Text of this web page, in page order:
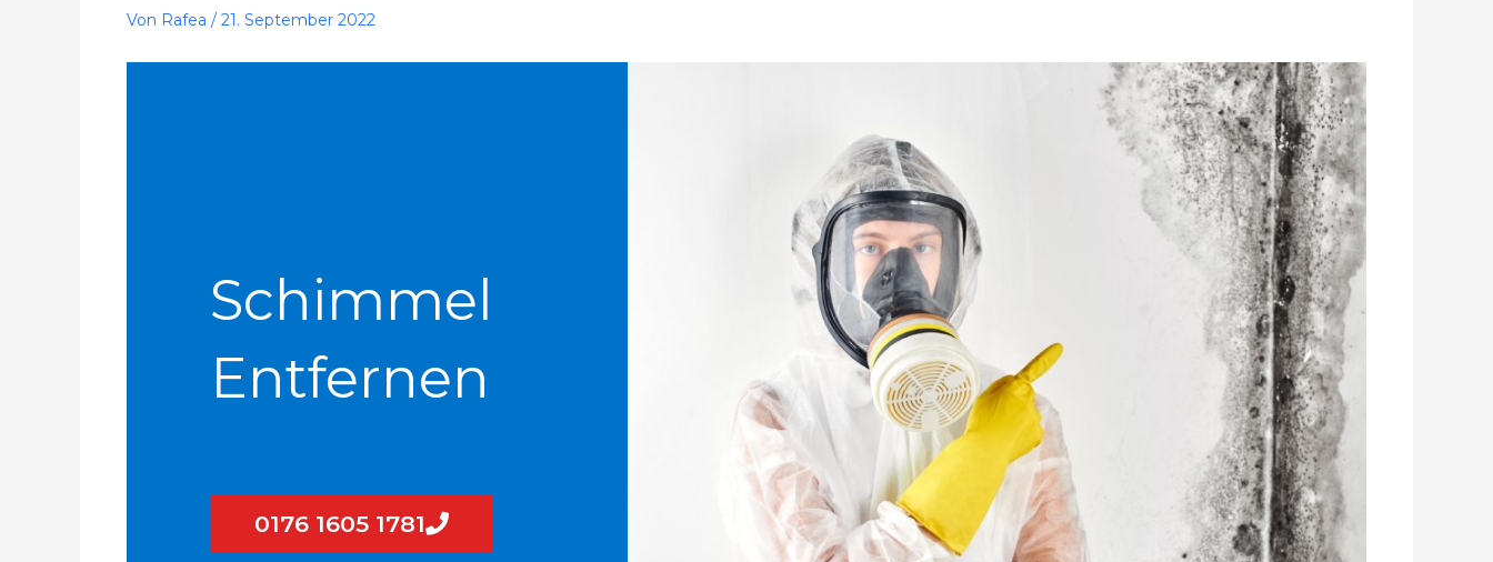
Von Rafea / 21. September 2022
Schimmel
Entfernen
0176 1605 1781